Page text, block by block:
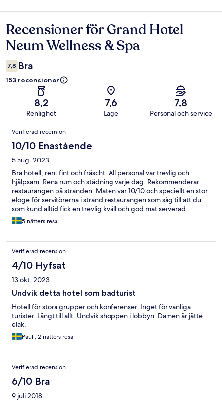
Recensioner
Recensioner för Grand Hotel
Neum Wellness & Spa
7,8 Bra
153 recensioner
8,2
Renlighet
7,6
Läge
7,8
Personal och service
Recensioner
Verifierad recension
10/10 Enastående
5 aug. 2023
Bra hotell, rent fint och fräscht. All personal var trevlig och
hjälpsam. Rena rum och städning varje dag. Rekommenderar
restaurangen på stranden. Maten var 10/10 och speciellt en stor
eloge för servitörerna i strand restaurangen som såg till att du
som kund alltid fick en trevlig kväll och god mat serverad.
5 nätters resa
Verifierad recension
4/10 Hyfsat
13 okt. 2023
Undvik detta hotel som badturist
Hotell för stora grupper och konferenser. Inget för vanliga
turister. Långt till allt. Undvik shoppen i lobbyn. Damen är jätte
elak.
Pauli, 2 nätters resa
Verifierad recension
6/10 Bra
9 juli 2018